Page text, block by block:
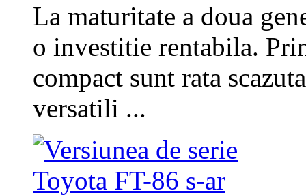
La maturitate a doua
o investitie rentabila.
compact sunt rata
versatili ...